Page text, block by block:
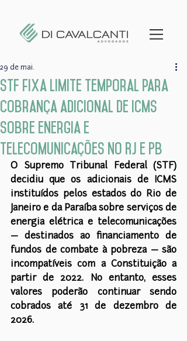
STF fixa limite temporal para
cobrança adicional de ICMS
sobre energia e
telecomunicações no RJ e PB
29 de mai.
O Supremo Tribunal Federal (STF)
decidiu que os adicionais de ICMS
instituídos pelos estados do Rio de
Janeiro e da Paraíba sobre serviços de
energia elétrica e telecomunicações
— destinados ao financiamento de
fundos de combate à pobreza — são
incompatíveis com a Constituição a
partir de 2022. No entanto, esses
valores poderão continuar sendo
cobrados até 31 de dezembro de
2026.